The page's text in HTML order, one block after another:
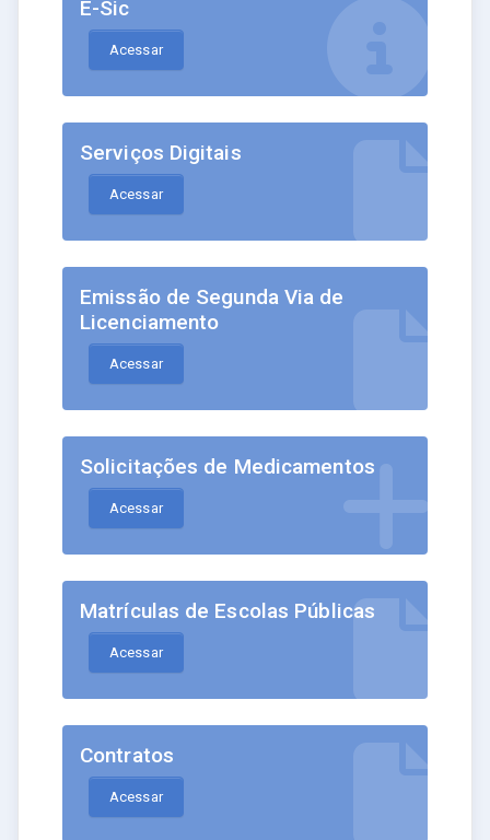
E-Sic
Acessar
Serviços Digitais
Acessar
Emissão de Segunda Via de
Licenciamento
Acessar
Solicitações de Medicamentos
Acessar
Matrículas de Escolas Públicas
Acessar
Contratos
Acessar